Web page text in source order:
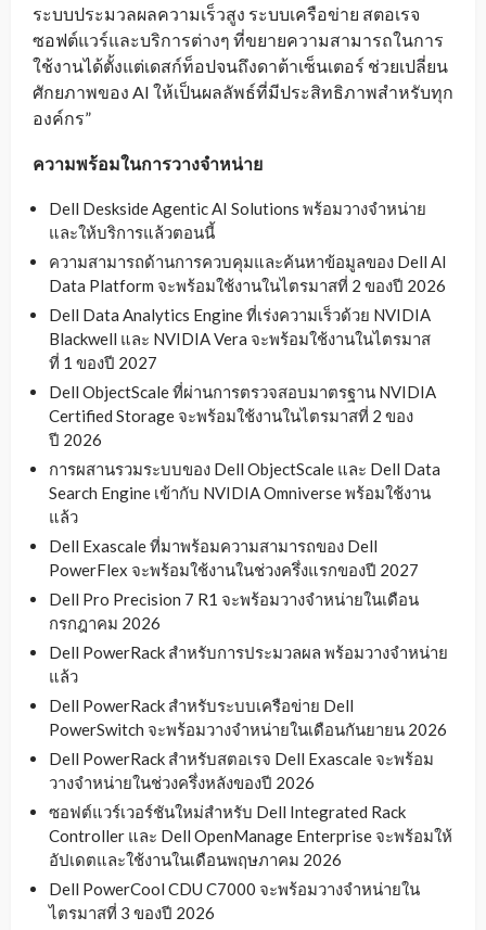
ระบบประมวลผลความเร็วสูง ระบบเครือข่าย สตอเรจ
ซอฟต์แวร์และบริการต่างๆ ที่ขยายความสามารถในการ
ใช้งานได้ตั้งแต่เดสก์ท็อปจนถึงดาต้าเซ็นเตอร์ ช่วยเปลี่ยน
ศักยภาพของ AI ให้เป็นผลลัพธ์ที่มีประสิทธิภาพสำหรับทุก
องค์กร”
ความพร้อมในการวางจำหน่าย
Dell Deskside Agentic AI Solutions พร้อมวางจำหน่าย
และให้บริการแล้วตอนนี้
ความสามารถด้านการควบคุมและค้นหาข้อมูลของ Dell AI
Data Platform จะพร้อมใช้งานในไตรมาสที่ 2 ของปี 2026
Dell Data Analytics Engine ที่เร่งความเร็วด้วย NVIDIA
Blackwell และ NVIDIA Vera จะพร้อมใช้งานในไตรมาส
ที่ 1 ของปี 2027
Dell ObjectScale ที่ผ่านการตรวจสอบมาตรฐาน NVIDIA
Certified Storage จะพร้อมใช้งานในไตรมาสที่ 2 ของ
ปี 2026
การผสานรวมระบบของ Dell ObjectScale และ Dell Data
Search Engine เข้ากับ NVIDIA Omniverse พร้อมใช้งาน
แล้ว
Dell Exascale ที่มาพร้อมความสามารถของ Dell
PowerFlex จะพร้อมใช้งานในช่วงครึ่งแรกของปี 2027
Dell Pro Precision 7 R1 จะพร้อมวางจำหน่ายในเดือน
กรกฎาคม 2026
Dell PowerRack สำหรับการประมวลผล พร้อมวางจำหน่าย
แล้ว
Dell PowerRack สำหรับระบบเครือข่าย Dell
PowerSwitch จะพร้อมวางจำหน่ายในเดือนกันยายน 2026
Dell PowerRack สำหรับสตอเรจ Dell Exascale จะพร้อม
วางจำหน่ายในช่วงครึ่งหลังของปี 2026
ซอฟต์แวร์เวอร์ชันใหม่สำหรับ Dell Integrated Rack
Controller และ Dell OpenManage Enterprise จะพร้อมให้
อัปเดตและใช้งานในเดือนพฤษภาคม 2026
Dell PowerCool CDU C7000 จะพร้อมวางจำหน่ายใน
ไตรมาสที่ 3 ของปี 2026